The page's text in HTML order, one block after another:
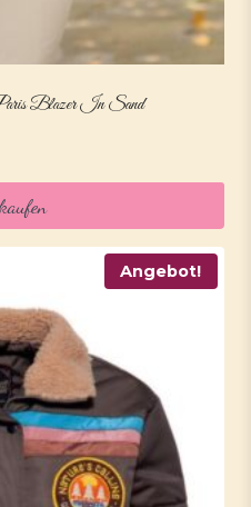
Blazer In Sand
Angebot!